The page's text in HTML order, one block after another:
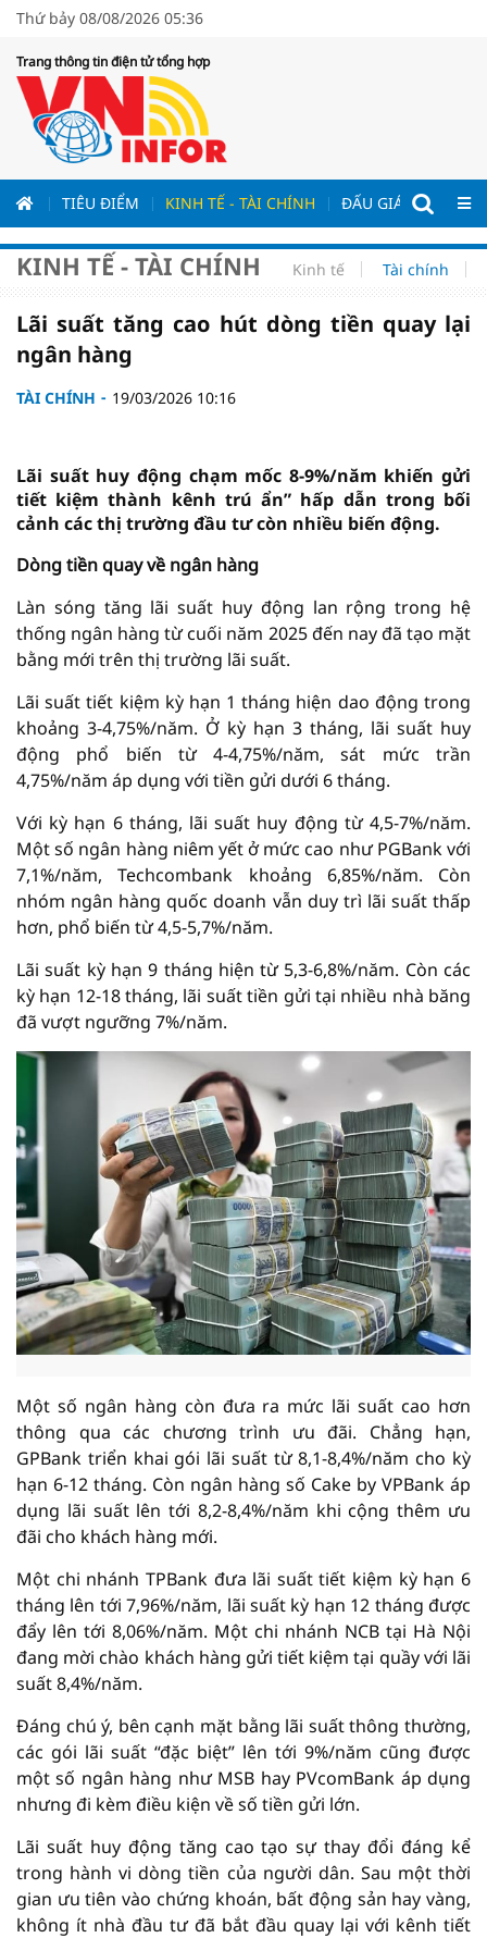
Thứ bảy 08/08/2026 05:36
Trang thông tin điện tử tổng hợp
TIÊU ĐIỂM KINH TẾ - TÀI CHÍNH ĐẤU GIÁ - ĐẤU
KINH TẾ - TÀI CHÍNH Kinh tế Tài chính
Lãi suất tăng cao hút dòng tiền quay lại
ngân hàng
TÀI CHÍNH 19/03/2026 10:16
Lãi suất huy động chạm mốc 8-9%/năm khiến gửi
tiết kiệm thành kênh trú ẩn” hấp dẫn trong bối
cảnh các thị trường đầu tư còn nhiều biến động.
Dòng tiền quay về ngân hàng
Làn sóng tăng lãi suất huy động lan rộng trong hệ
thống ngân hàng từ cuối năm 2025 đến nay đã tạo mặt
bằng mới trên thị trường lãi suất.
Lãi suất tiết kiệm kỳ hạn 1 tháng hiện dao động trong
khoảng 3-4,75%/năm. Ở kỳ hạn 3 tháng, lãi suất huy
động phổ biến từ 4-4,75%/năm, sát mức trần
4,75%/năm áp dụng với tiền gửi dưới 6 tháng.
Với kỳ hạn 6 tháng, lãi suất huy động từ 4,5-7%/năm.
Một số ngân hàng niêm yết ở mức cao như PGBank với
7,1%/năm, Techcombank khoảng 6,85%/năm. Còn
nhóm ngân hàng quốc doanh vẫn duy trì lãi suất thấp
hơn, phổ biến từ 4,5-5,7%/năm.
Lãi suất kỳ hạn 9 tháng hiện từ 5,3-6,8%/năm. Còn các
kỳ hạn 12-18 tháng, lãi suất tiền gửi tại nhiều nhà băng
đã vượt ngưỡng 7%/năm.
Một số ngân hàng còn đưa ra mức lãi suất cao hơn
thông qua các chương trình ưu đãi. Chẳng hạn,
GPBank triển khai gói lãi suất từ 8,1-8,4%/năm cho kỳ
hạn 6-12 tháng. Còn ngân hàng số Cake by VPBank áp
dụng lãi suất lên tới 8,2-8,4%/năm khi cộng thêm ưu
đãi cho khách hàng mới.
Một chi nhánh TPBank đưa lãi suất tiết kiệm kỳ hạn 6
tháng lên tới 7,96%/năm, lãi suất kỳ hạn 12 tháng được
đẩy lên tới 8,06%/năm. Một chi nhánh NCB tại Hà Nội
đang mời chào khách hàng gửi tiết kiệm tại quầy với lãi
suất 8,4%/năm.
Đáng chú ý, bên cạnh mặt bằng lãi suất thông thường,
các gói lãi suất “đặc biệt” lên tới 9%/năm cũng được
một số ngân hàng như MSB hay PVcomBank áp dụng
nhưng đi kèm điều kiện về số tiền gửi lớn.
Lãi suất huy động tăng cao tạo sự thay đổi đáng kể
trong hành vi dòng tiền của người dân. Sau một thời
gian ưu tiên vào chứng khoán, bất động sản hay vàng,
không ít nhà đầu tư đã bắt đầu quay lại với kênh tiết